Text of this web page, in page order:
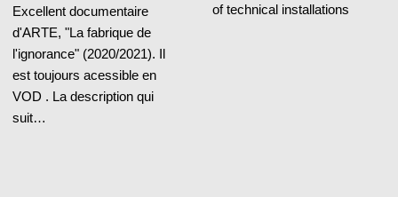
of technical installations
Excellent documentaire
d'ARTE, "La fabrique de
l'ignorance" (2020/2021). Il
est toujours acessible en
VOD . La description qui
suit…